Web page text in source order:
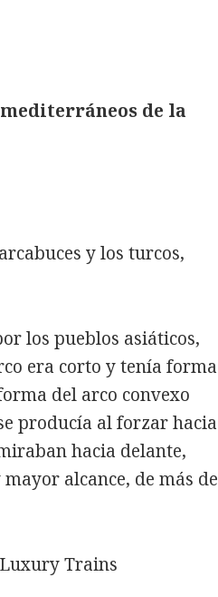
de la
y los turcos,
los pueblos asiáticos,
era corto y tenía forma
del arco convexo
producía al forzar hacia
hacia delante,
alcance, de más de